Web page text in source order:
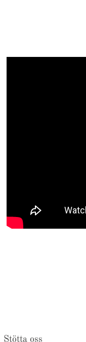
Stötta oss